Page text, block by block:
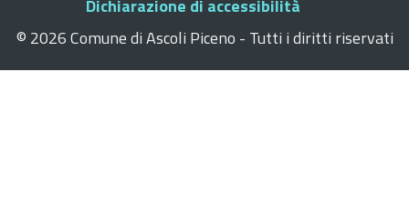
Dichiarazione di accessibilità
© 2026 Comune di Ascoli Piceno - Tutti i diritti riservati